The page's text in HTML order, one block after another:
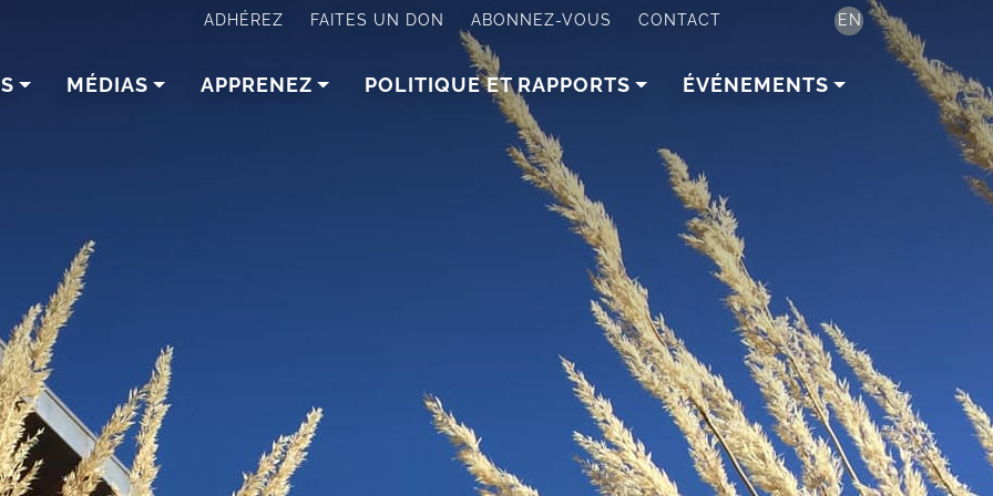
ADHÉREZ FAITES UN DON ABONNEZ-VOUS CONTACT EN
MÉDIAS APPRENEZ POLITIQUE ET RAPPORTS ÉVÉNEMENTS